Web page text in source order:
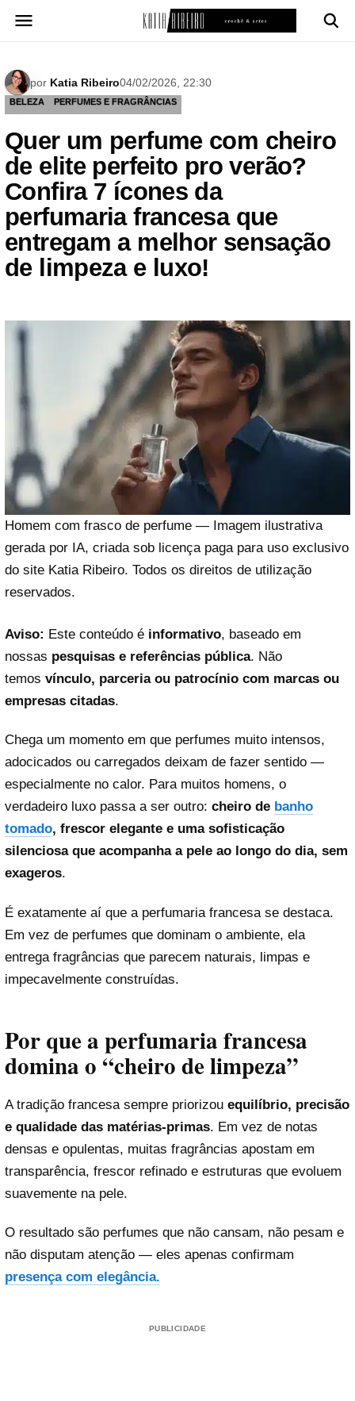
para
por Katia Ribeiro04/02/2026, 22:30
BELEZA PERFUMES E FRAGRÂNCIAS
Quer um perfume com cheiro
de elite perfeito pro verão?
Confira 7 ícones da
perfumaria francesa que
entregam a melhor sensação
de limpeza e luxo!
Homem com frasco de perfume — Imagem ilustrativa
gerada por IA, criada sob licença paga para uso exclusivo
do site Katia Ribeiro. Todos os direitos de utilização
reservados.
Aviso: Este conteúdo é informativo, baseado em
nossas pesquisas e referências pública. Não
temos vínculo, parceria ou patrocínio com marcas ou
empresas citadas.
Chega um momento em que perfumes muito intensos,
adocicados ou carregados deixam de fazer sentido —
especialmente no calor. Para muitos homens, o
verdadeiro luxo passa a ser outro: cheiro de banho
tomado, frescor elegante e uma sofisticação
silenciosa que acompanha a pele ao longo do dia, sem
exageros.
É exatamente aí que a perfumaria francesa se destaca.
Em vez de perfumes que dominam o ambiente, ela
entrega fragrâncias que parecem naturais, limpas e
impecavelmente construídas.
Por que a perfumaria francesa
domina o “cheiro de limpeza”
A tradição francesa sempre priorizou equilíbrio, precisão
e qualidade das matérias-primas. Em vez de notas
densas e opulentas, muitas fragrâncias apostam em
transparência, frescor refinado e estruturas que evoluem
suavemente na pele.
O resultado são perfumes que não cansam, não pesam e
não disputam atenção — eles apenas confirmam
presença com elegância.
PUBLICIDADE